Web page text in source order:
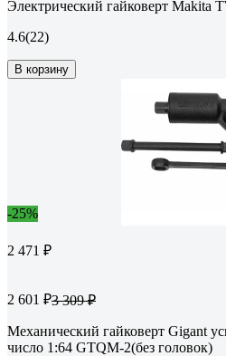
Электрический гайковерт Makita
4.6(22)
В корзину
-25%
2 471 ₽
2 601 ₽3 309 ₽
Механический гайковерт Gigant
число 1:64 GTQM-2(без головок)